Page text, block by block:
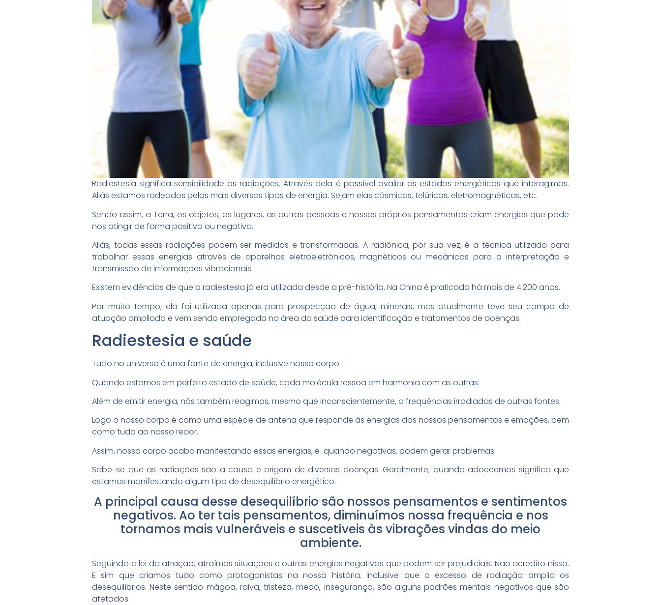
Radiestesia significa sensibilidade as radiações. Através dela é possível avaliar os estados energéticos que interagimos.
Aliás estamos rodeados pelos mais diversos tipos de energia. Sejam elas cósmicas, telúricas, eletromagnéticas, etc.
Sendo assim, a Terra, os objetos, os lugares, as outras pessoas e nossos próprios pensamentos criam energias que pode
nos atingir de forma positiva ou negativa.
Aliás, todas essas radiações podem ser medidas e transformadas. A radiônica, por sua vez, é a técnica utilizada para
trabalhar essas energias através de aparelhos eletroeletrônicos, magnéticos ou mecânicos para a interpretação e
transmissão de informações vibracionais.
Existem evidências de que a radiestesia já era utilizada desde a pré-história. Na China é praticada há mais de 4.200 anos.
Por muito tempo, ela foi utilizada apenas para prospecção de água, minerais, mas atualmente teve seu campo de
atuação ampliada e vem sendo empregada na área da saúde para identificação e tratamentos de doenças.
Radiestesia e saúde
Tudo no universo é uma fonte de energia, inclusive nosso corpo.
Quando estamos em perfeito estado de saúde, cada molécula ressoa em harmonia com as outras.
Além de emitir energia, nós também reagimos, mesmo que inconscientemente, a frequências irradiadas de outras fontes.
Logo o nosso corpo é como uma espécie de antena que responde às energias dos nossos pensamentos e emoções, bem
como tudo ao nosso redor.
Assim, nosso corpo acaba manifestando essas energias, e quando negativas, podem gerar problemas.
Sabe-se que as radiações são a causa e origem de diversas doenças. Geralmente, quando adoecemos significa que
estamos manifestando algum tipo de desequilíbrio energético.
A principal causa desse desequilíbrio são nossos pensamentos e sentimentos
negativos. Ao ter tais pensamentos, diminuímos nossa frequência e nos
tornamos mais vulneráveis e suscetíveis às vibrações vindas do meio
ambiente.
Seguindo a lei da atração, atraímos situações e outras energias negativas que podem ser prejudiciais. Não acredito nisso.
E sim que criamos tudo como protagonistas na nossa história. Inclusive que o excesso de radiação amplia os
desequilíbrios. Neste sentido mágoa, raiva, tristeza, medo, insegurança, são alguns padrões mentais negativos que são
afetados.